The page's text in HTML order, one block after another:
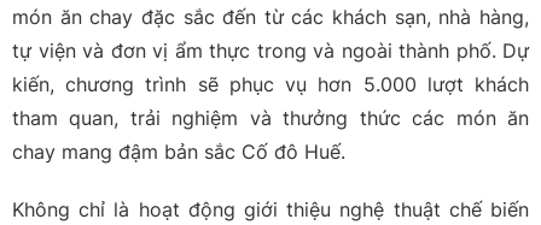
món ăn chay đặc sắc đến từ các khách sạn, nhà hàng,
tự viện và đơn vị ẩm thực trong và ngoài thành phố. Dự
kiến, chương trình sẽ phục vụ hơn 5.000 lượt khách
tham quan, trải nghiệm và thưởng thức các món ăn
chay mang đậm bản sắc Cố đô Huế.
Không chỉ là hoạt động giới thiệu nghệ thuật chế biến